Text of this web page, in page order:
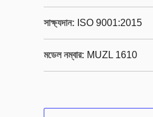
সাক্ষ্যদান: ISO 9001:2015
মডেল নম্বার: MUZL 1610